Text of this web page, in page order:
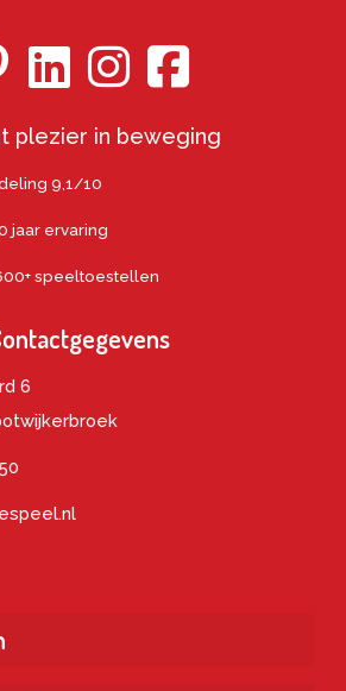
plezier in beweging
9,1/10
jaar ervaring
speeltoestellen
6